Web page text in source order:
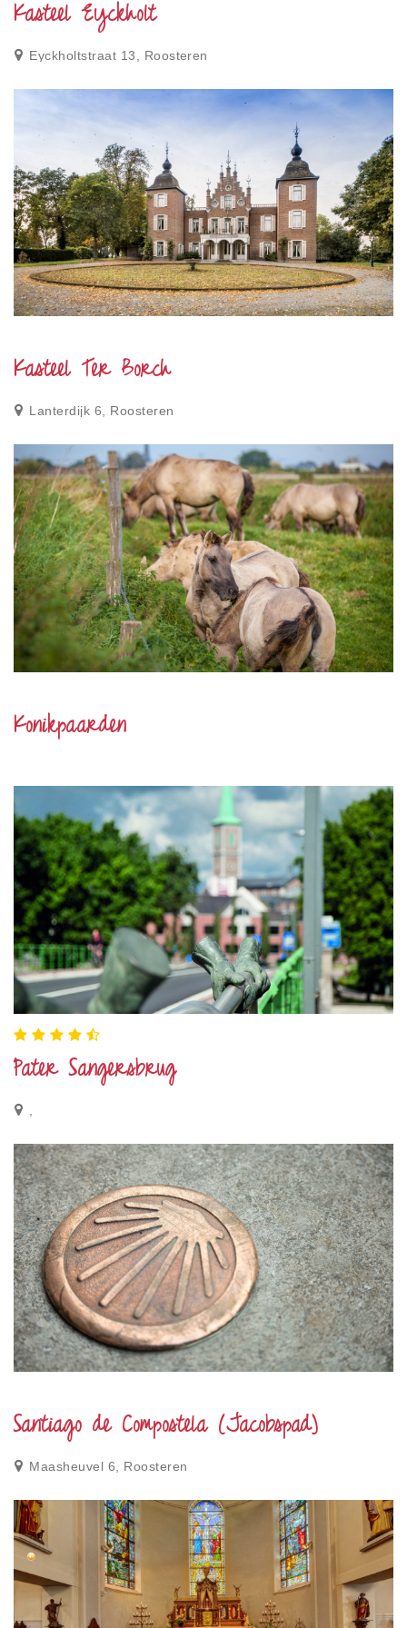
Kasteel Eyckholt
Eyckholtstraat 13, Roosteren
Kasteel Ter Borch
Lanterdijk 6, Roosteren
Konikpaarden
Pater Sangersbrug
Santiago de Compostela (Jacobspad)
Maasheuvel 6, Roosteren